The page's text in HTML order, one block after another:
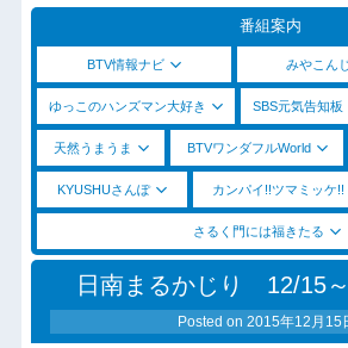
番組案内
BTV情報ナビ みやこん
ゆっこのハンズマン大好き SBS元気告知板
天然うまうま BTVワンダフルWorld
KYUSHUさんぽ カンパイ!!ツマミッケ!!
さるく門には福きたる
日南まるかじり 12/15
Posted on 2015年12月15